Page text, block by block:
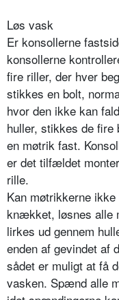
Løs vask
Er konsollerne
konsollerne
fire riller, der hver
stikkes en bolt,
hvor den ikke kan
huller, stikkes de fire
en møtrik fast.
er det tilfældet
rille.
Kan møtrikkerne
knækket, løsnes alle
lirkes ud gennem
enden af gevindet af
sådet er muligt at få
vasken. Spænd alle